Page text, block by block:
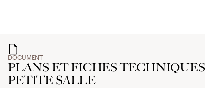
DOCUMENT
PLANS ET FICHES TECHNIQUES
PETITE SALLE